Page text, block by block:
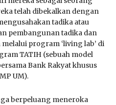
telah dibekalkan dengan
tadika atau
pembangunan tadika dan
program ‘living lab’ di
TATIH (sebuah model
Bank Rakyat khusus
UM).
berpeluang meneroka